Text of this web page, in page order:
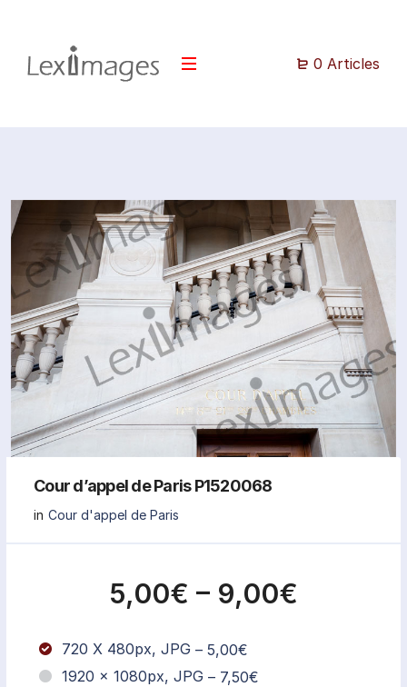
0 Articles
Cour d’appel de Paris P1520068
in Cour d'appel de Paris
5,00€ – 9,00€
720 X 480px, JPG – 5,00€
1920 x 1080px, JPG – 7,50€